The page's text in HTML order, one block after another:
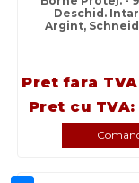
Deschid.
Argint,
Pret fara
Pret cu